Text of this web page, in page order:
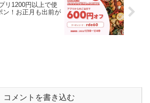
リ1200円以上で使
ン！お正月も出前が
コメントを書き込む